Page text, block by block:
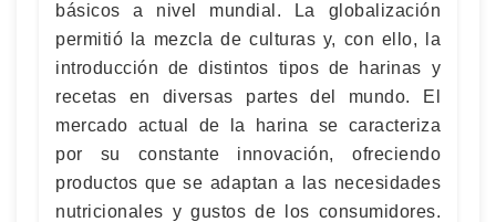
básicos a nivel mundial. La globalización
permitió la mezcla de culturas y, con ello, la
introducción de distintos tipos de harinas y
recetas en diversas partes del mundo. El
mercado actual de la harina se caracteriza
por su constante innovación, ofreciendo
productos que se adaptan a las necesidades
nutricionales y gustos de los consumidores.